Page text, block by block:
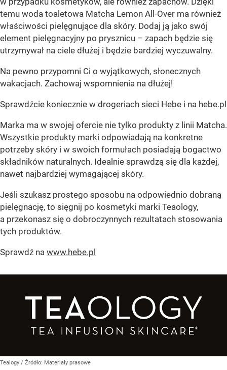
temu woda toaletowa Matcha Lemon All-Over ma również
właściwości pielęgnujące dla skóry. Dodaj ją jako swój
element pielęgnacyjny po prysznicu – zapach będzie się
utrzymywał na ciele dłużej i będzie bardziej wyczuwalny.
Na pewno przypomni Ci o wyjątkowych, słonecznych
wakacjach. Zachowaj wspomnienia na dłużej!
Sprawdźcie koniecznie w drogeriach sieci Hebe i na hebe.pl
Marka ma w swojej ofercie nie tylko produkty z linii Matcha.
Wszystkie produkty marki odpowiadają na konkretne
potrzeby skóry i w swoich formułach posiadają bogactwo
składników naturalnych. Idealnie sprawdzą się dla każdej,
nawet najbardziej wymagającej skóry.
Jeśli szukasz prostego sposobu na odpowiednio dobraną
pielęgnację, to sięgnij po kosmetyki marki Teaology,
a przekonasz się o dobroczynnych rezultatach stosowania
tych produktów.
Sprawdź na www.hebe.pl
Tealogy / Źródło: Materiały prasowe